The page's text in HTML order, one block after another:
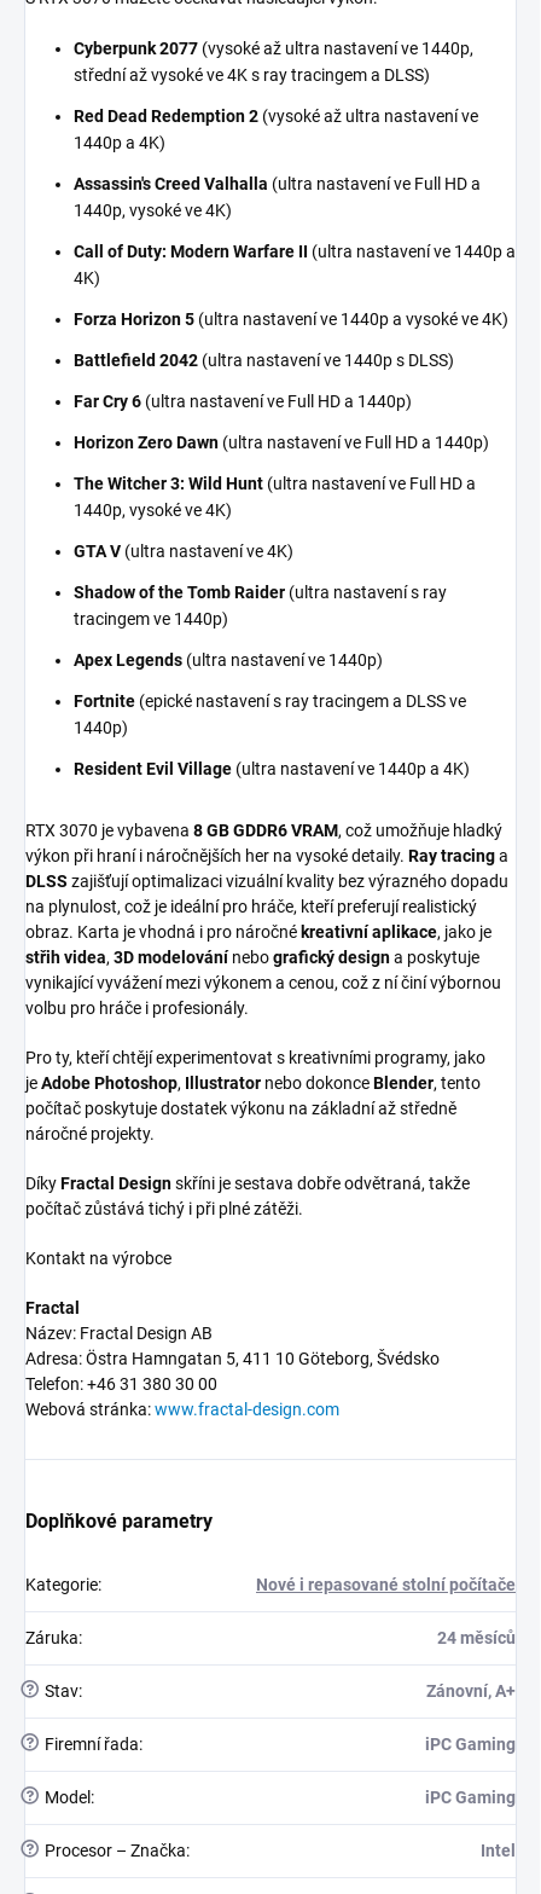
Cyberpunk 2077 (vysoké až ultra nastavení ve 1440p,
střední až vysoké ve 4K s ray tracingem a DLSS)
Red Dead Redemption 2 (vysoké až ultra nastavení ve
1440p a 4K)
Assassin's Creed Valhalla (ultra nastavení ve Full HD a
1440p, vysoké ve 4K)
Call of Duty: Modern Warfare II (ultra nastavení ve 1440p a
4K)
Forza Horizon 5 (ultra nastavení ve 1440p a vysoké ve 4K)
Battlefield 2042 (ultra nastavení ve 1440p s DLSS)
Far Cry 6 (ultra nastavení ve Full HD a 1440p)
Horizon Zero Dawn (ultra nastavení ve Full HD a 1440p)
The Witcher 3: Wild Hunt (ultra nastavení ve Full HD a
1440p, vysoké ve 4K)
GTA V (ultra nastavení ve 4K)
Shadow of the Tomb Raider (ultra nastavení s ray
tracingem ve 1440p)
Apex Legends (ultra nastavení ve 1440p)
Fortnite (epické nastavení s ray tracingem a DLSS ve
1440p)
Resident Evil Village (ultra nastavení ve 1440p a 4K)
RTX 3070 je vybavena 8 GB GDDR6 VRAM, což umožňuje hladký
výkon při hraní i náročnějších her na vysoké detaily. Ray tracinga
DLSS zajišťují optimalizaci vizuální kvality bez výrazného dopadu
na plynulost, což je ideální pro hráče, kteří preferují realistický
obraz. Karta je vhodná i pro náročné kreativní aplikace, jako je
střih videa, 3D modelovánínebografický designa poskytuje
vynikající vyvážení mezi výkonem a cenou, což z ní činí výbornou
volbu pro hráče i profesionály.
Pro ty, kteří chtějí experimentovat s kreativními programy, jako
jeAdobe Photoshop, Illustrator nebo dokonceBlender, tento
počítač poskytuje dostatek výkonu na základní až středně
náročné projekty.
DíkyFractal Designskříni je sestava dobře odvětraná, takže
počítač zůstává tichý i při plné zátěži.
Kontakt na výrobce
Fractal
Název: Fractal Design AB
Adresa: Östra Hamngatan 5, 411 10 Göteborg, Švédsko
Telefon: +46 31 380 30 00
Webová stránka:www.fractal-design.com
Doplňkové parametry
Kategorie: Nové i repasované stolní počítače
Záruka: 24 měsíců
? Stav: Zánovní, A+
? Firemní řada: iPC Gaming
? Model : iPC Gaming
? Procesor – Značka: Intel